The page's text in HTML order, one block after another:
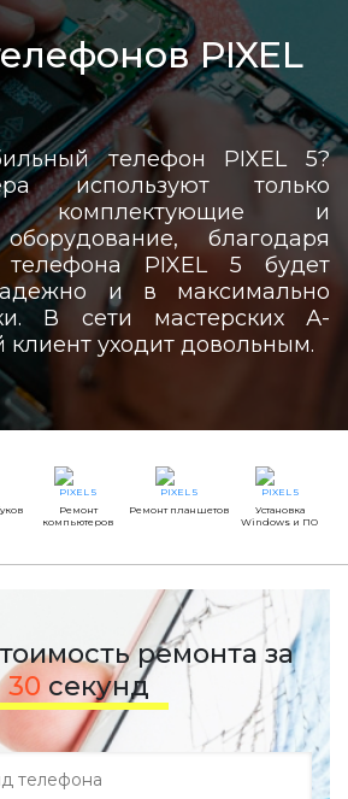
PIXEL
телефон PIXEL 5?
используют только
комплектующие и
благодаря
PIXEL 5 будет
и в максимально
В сети мастерских А-
уходит довольным.
Ремонт
компьютеров
Ремонт планшетов
Установка
Windows и ПО
ремонта за
30 секунд